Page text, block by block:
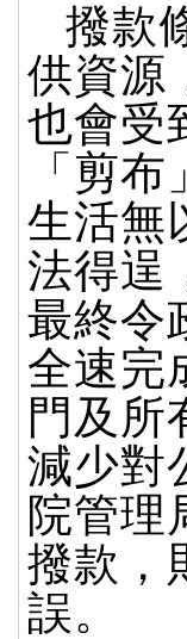
撥款
供資源
也會受
「剪
生活無
法得逞
最終令
全速完
門及所
減少對
院管理
撥款，
誤。